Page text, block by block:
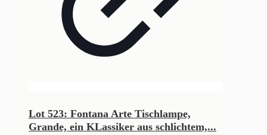
Lot 523: Fontana Arte Tischlampe,
Grande, ein KLassiker aus schlichtem,...